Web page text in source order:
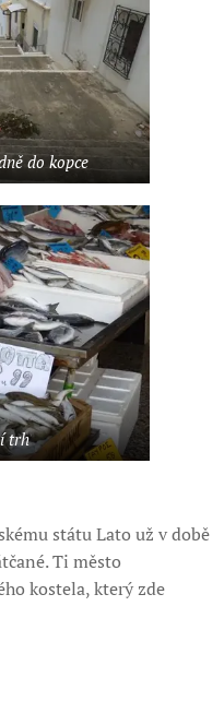
do kopce
trh
státu Lato už v době
Ti město
kostela, který zde